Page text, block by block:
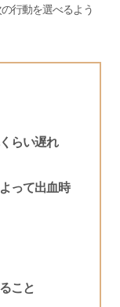
行動を選べるよう
らい遅れ
って出血時
こと